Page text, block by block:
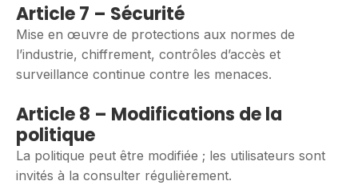
Article 7 – Sécurité
Mise en œuvre de protections aux normes de
l’industrie, chiffrement, contrôles d’accès et
surveillance continue contre les menaces.
Article 8 – Modifications de la
politique
La politique peut être modifiée ; les utilisateurs sont
invités à la consulter régulièrement.